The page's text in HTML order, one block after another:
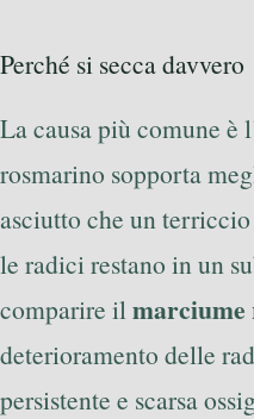
Perché si secca davvero
La causa più comune è
rosmarino sopporta
asciutto che un
le radici restano in un
comparire ilmarciume
deterioramento delle
persistente e scarsa